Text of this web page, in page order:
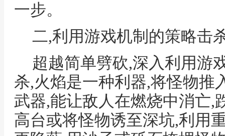
一步。
二,利用游戏机制的策略击
超越简单劈砍,深入利用游
杀,火焰是一种利器,将怪物推
武器,能让敌人在燃烧中消亡,
高台或将怪物诱至深坑,利用